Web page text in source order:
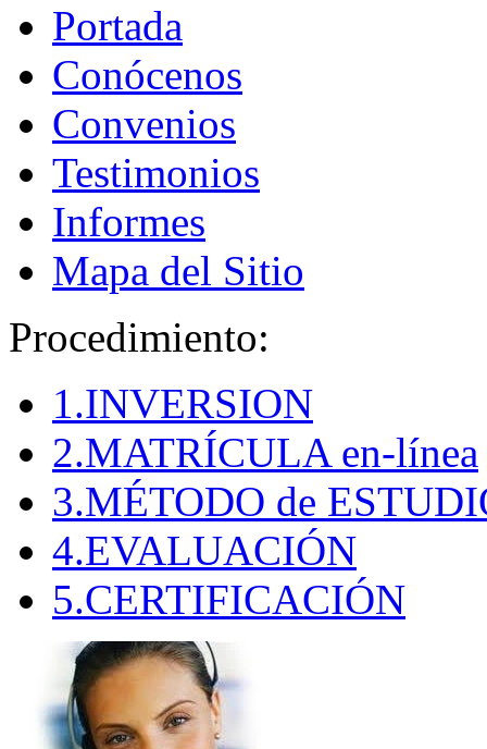
Portada
Conócenos
Convenios
Testimonios
Informes
Mapa del Sitio
Procedimiento:
1.INVERSION
2.MATRÍCULA en-línea
3.MÉTODO de
4.EVALUACIÓN
5.CERTIFICACIÓN